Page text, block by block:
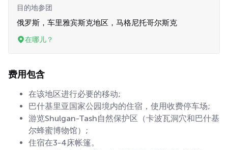
目的地参团
俄罗斯，车里雅宾斯克地区，马格尼托哥尔斯克
在哪儿？
费用包含
在该地区进行必要的移动;
巴什基里亚国家公园境内的住宿，使用收费停车场;
游览Shulgan-Tash自然保护区（卡波瓦洞穴和巴什基
尔蜂蜜博物馆）;
住宿在3-4床帐篷。